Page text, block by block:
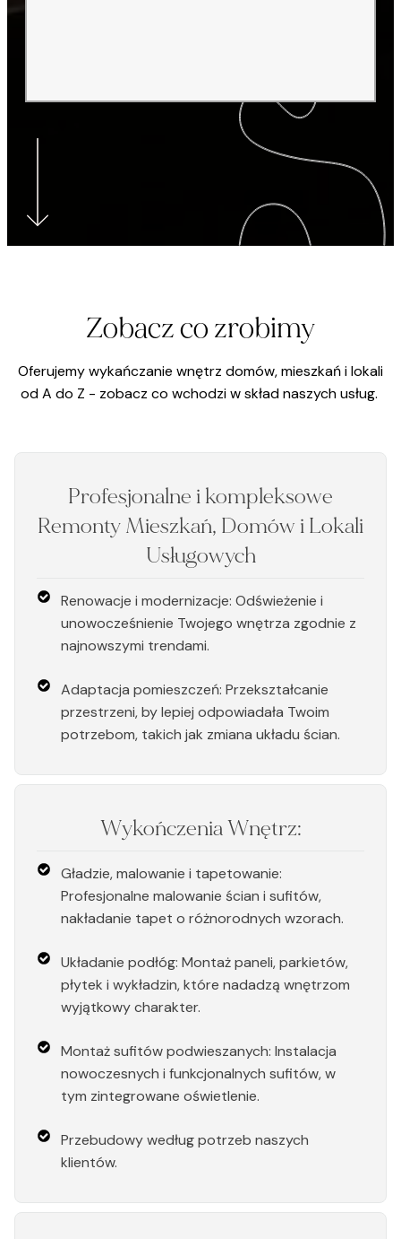
Zobacz co zrobimy
Oferujemy wykańczanie wnętrz domów, mieszkań i lokali
od A do Z - zobacz co wchodzi w skład naszych usług.
Profesjonalne i kompleksowe
Remonty Mieszkań, Domów i Lokali
Usługowych
Renowacje i modernizacje: Odświeżenie i
unowocześnienie Twojego wnętrza zgodnie z
najnowszymi trendami.
Adaptacja pomieszczeń: Przekształcanie
przestrzeni, by lepiej odpowiadała Twoim
potrzebom, takich jak zmiana układu ścian.
Wykończenia Wnętrz:
Gładzie, malowanie i tapetowanie:
Profesjonalne malowanie ścian i sufitów,
nakładanie tapet o różnorodnych wzorach.
Układanie podłóg: Montaż paneli, parkietów,
płytek i wykładzin, które nadadzą wnętrzom
wyjątkowy charakter.
Montaż sufitów podwieszanych: Instalacja
nowoczesnych i funkcjonalnych sufitów, w
tym zintegrowane oświetlenie.
Przebudowy według potrzeb naszych
klientów.